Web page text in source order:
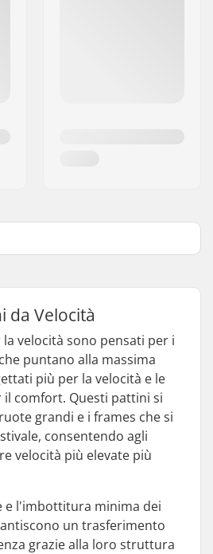
da Velocità
velocità sono pensati per i
puntano alla massima
più per la velocità e le
comfort. Questi pattini si
grandi e i frames che si
consentendo agli
velocità più elevate più
e l'imbottitura minima dei
un trasferimento
grazie alla loro struttura